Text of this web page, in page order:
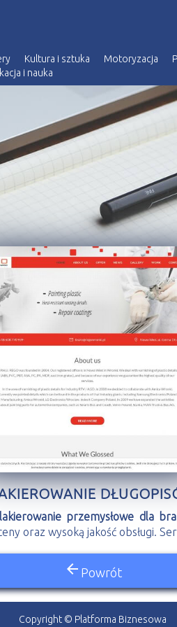
Kultura i sztuka Motoryzacja
i nauka
lakierowanie przemysłowe dla
oraz wysoką jakość obsługi.
arrow_back Powrót
Copyright © Platforma Biznesowa